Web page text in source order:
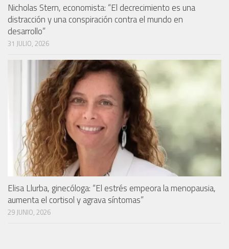
Nicholas Stern, economista: “El decrecimiento es una
distracción y una conspiración contra el mundo en
desarrollo”
31 JULIO, 2026
Elisa Llurba, ginecóloga: “El estrés empeora la menopausia,
aumenta el cortisol y agrava síntomas”
29 JUNIO, 2026